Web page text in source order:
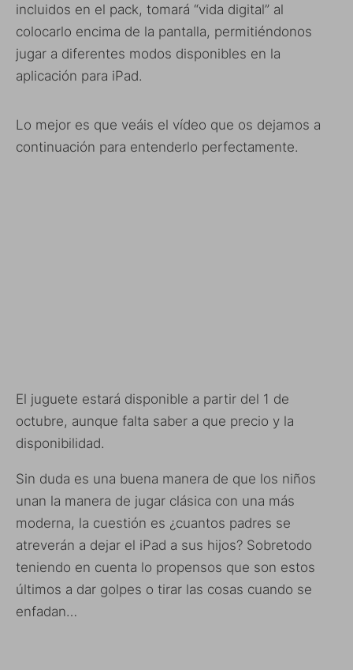
incluidos en el pack, tomará “vida digital” al
colocarlo encima de la pantalla, permitiéndonos
jugar a diferentes modos disponibles en la
aplicación para iPad.
Lo mejor es que veáis el vídeo que os dejamos a
continuación para entenderlo perfectamente.
El juguete estará disponible a partir del 1 de
octubre, aunque falta saber a que precio y la
disponibilidad.
Sin duda es una buena manera de que los niños
unan la manera de jugar clásica con una más
moderna, la cuestión es ¿cuantos padres se
atreverán a dejar el iPad a sus hijos? Sobretodo
teniendo en cuenta lo propensos que son estos
últimos a dar golpes o tirar las cosas cuando se
enfadan…